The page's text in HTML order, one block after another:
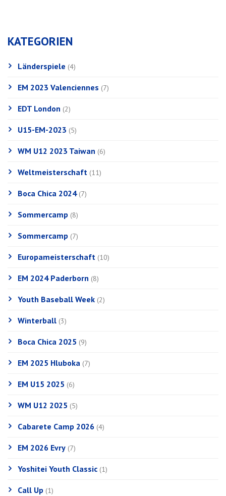
KATEGORIEN
Länderspiele (4)
EM 2023 Valenciennes (7)
EDT London (2)
U15-EM-2023 (5)
WM U12 2023 Taiwan (6)
Weltmeisterschaft (11)
Boca Chica 2024(7)
Sommercamp (8)
Sommercamp (7)
Europameisterschaft (10)
EM 2024 Paderborn (8)
Youth Baseball Week (2)
Winterball (3)
Boca Chica 2025 (9)
EM 2025 Hluboka (7)
EM U15 2025 (6)
WM U12 2025 (5)
Cabarete Camp 2026 (4)
EM 2026 Evry (7)
Yoshitei Youth Classic (1)
Call Up (1)